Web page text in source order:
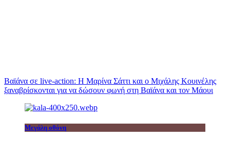
Βαϊάνα σε live-action: Η Μαρίνα Σάττι και ο Μιχάλης Κουινέλης
ξαναβρίσκονται για να δώσουν φωνή στη Βαϊάνα και τον Μάουι
Μεγάλη οθόνη